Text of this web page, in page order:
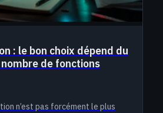
: le bon choix dépend du
de fonctions
n’est pas forcément le plus